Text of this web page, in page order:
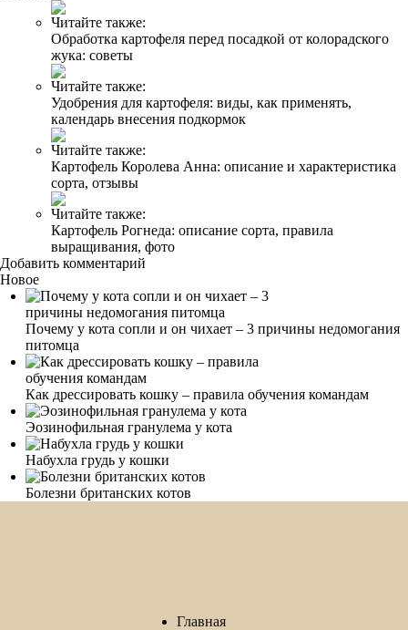
Читайте также:
Обработка картофеля перед посадкой от колорадского
жука: советы
Читайте также:
Удобрения для картофеля: виды, как применять,
календарь внесения подкормок
Читайте также:
Картофель Королева Анна: описание и характеристика
сорта, отзывы
Читайте также:
Картофель Рогнеда: описание сорта, правила
выращивания, фото
Добавить комментарий
Новое
Почему у кота сопли и он чихает – 3 причины недомогания
питомца
Как дрессировать кошку – правила обучения командам
Эозинофильная гранулема у кота
Набухла грудь у кошки
Болезни британских котов
Главная